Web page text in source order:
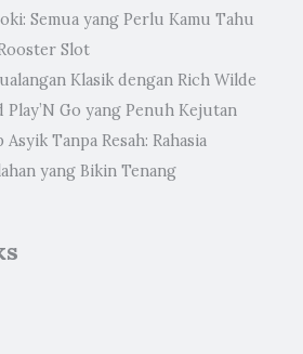
Semua yang Perlu Kamu Tahu
Slot
Klasik dengan Rich Wilde
Play’N Go yang Penuh Kejutan
Tanpa Resah: Rahasia
yang Bikin Tenang